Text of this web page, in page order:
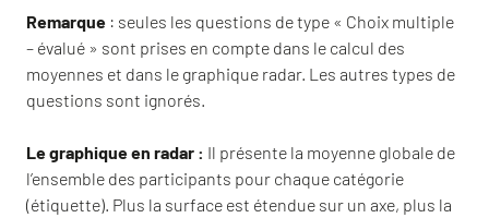
Remarque : seules les questions de type « Choix multiple
– évalué » sont prises en compte dans le calcul des
moyennes et dans le graphique radar. Les autres types de
questions sont ignorés.
Le graphique en radar : Il présente la moyenne globale de
l’ensemble des participants pour chaque catégorie
(étiquette). Plus la surface est étendue sur un axe, plus la